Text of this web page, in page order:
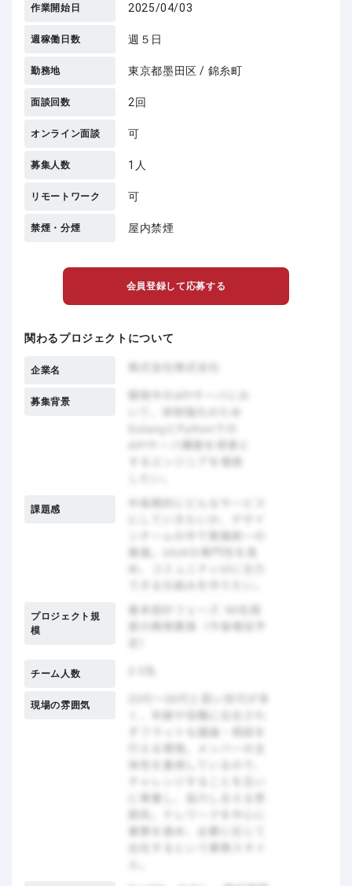
作業開始日 2025/04/03
週稼働日数 週５日
勤務地 東京都墨田区 / 錦糸町
面談回数 2回
オンライン面談 可
募集人数 1人
リモートワーク 可
禁煙・分煙 屋内禁煙
会員登録して応募する
関わるプロジェクトについて
企業名
募集背景
課題感
プロジェクト規
模
チーム人数
現場の雰囲気